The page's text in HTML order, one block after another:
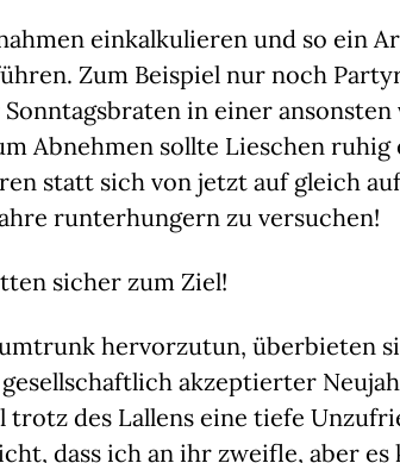
einkalkulieren und so ein
Zum Beispiel nur noch
in einer ansonsten
Abnehmen sollte Lieschen ruhig
statt sich von jetzt auf gleich
runterhungern zu versuchen!
sicher zum Ziel!
hervorzutun, überbieten
akzeptierter
trotz des Lallens eine tiefe
dass ich an ihr zweifle, aber es